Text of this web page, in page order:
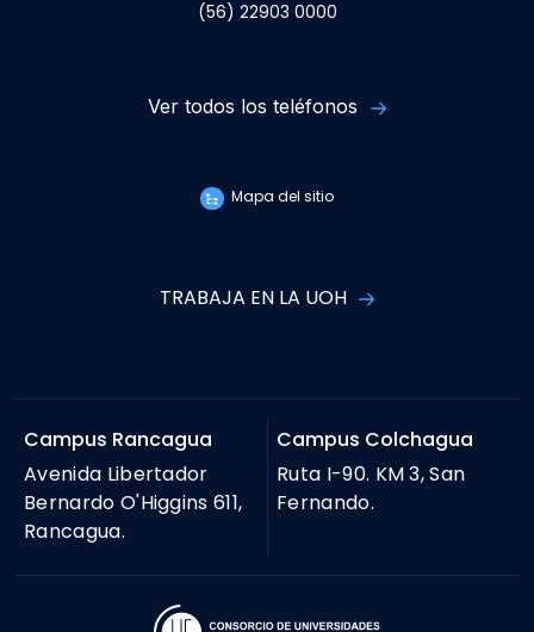
(56) 22903 0000
Ver todos los teléfonos
Mapa del sitio
TRABAJA EN LA UOH
Campus Rancagua
Avenida Libertador
Bernardo O'Higgins 611,
Rancagua.
Campus Colchagua
Ruta I-90. KM 3, San
Fernando.